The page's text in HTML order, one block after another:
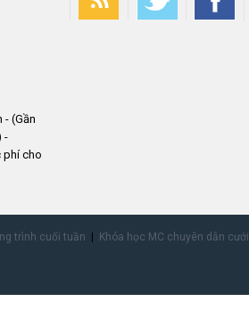
- (Gần
-
phí cho
trình cuối tuần
Khóa học MC chuyên dẫn cưới